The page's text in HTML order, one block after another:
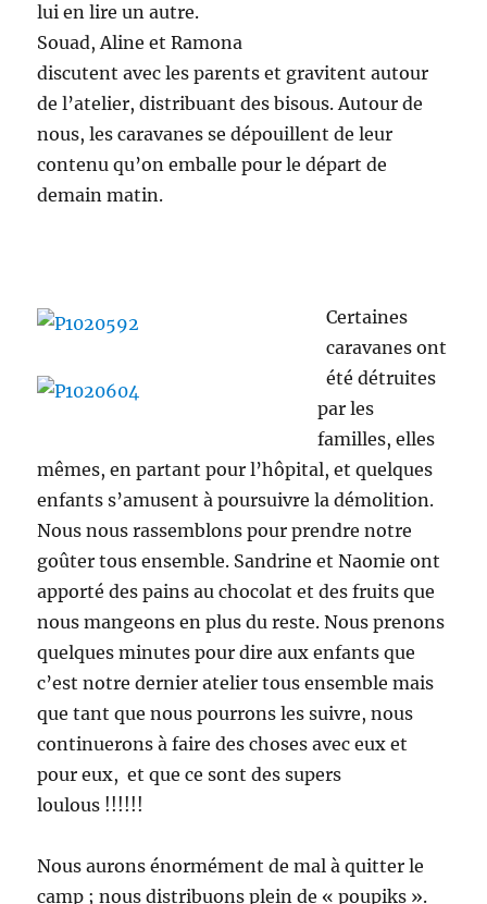
lui en lire un autre.
Souad, Aline et Ramona
discutent avec les parents et gravitent autour
de l’atelier, distribuant des bisous. Autour de
nous, les caravanes se dépouillent de leur
contenu qu’on emballe pour le départ de
demain matin.
Certaines
caravanes ont
été détruites
par les
familles, elles
mêmes, en partant pour l’hôpital, et quelques
enfants s’amusent à poursuivre la démolition.
Nous nous rassemblons pour prendre notre
goûter tous ensemble. Sandrine et Naomie ont
apporté des pains au chocolat et des fruits que
nous mangeons en plus du reste. Nous prenons
quelques minutes pour dire aux enfants que
c’est notre dernier atelier tous ensemble mais
que tant que nous pourrons les suivre, nous
continuerons à faire des choses avec eux et
pour eux, et que ce sont des supers
loulous !!!!!!
Nous aurons énormément de mal à quitter le
camp ; nous distribuons plein de « poupiks ».